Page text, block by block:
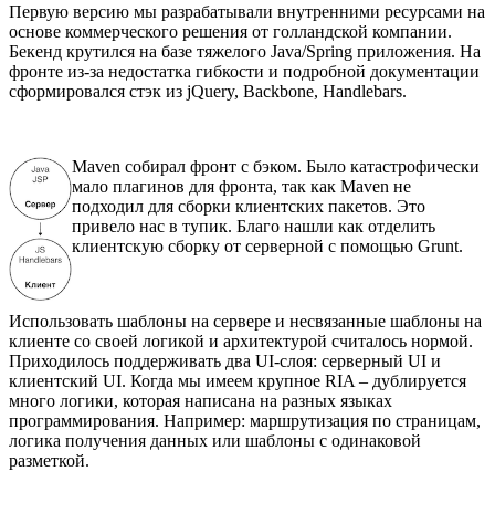
Первую версию мы разрабатывали внутренними ресурсами на
основе коммерческого решения от голландской компании.
Бекенд крутился на базе тяжелого Java/Spring приложения. На
фронте из-за недостатка гибкости и подробной документации
сформировался стэк из jQuery, Backbone, Handlebars.
Maven собирал фронт с бэком. Было катастрофически
мало плагинов для фронта, так как Maven не
подходил для сборки клиентских пакетов. Это
привело нас в тупик. Благо нашли как отделить
клиентскую сборку от серверной с помощью Grunt.
Использовать шаблоны на сервере и несвязанные шаблоны на
клиенте со своей логикой и архитектурой считалось нормой.
Приходилось поддерживать два UI-слоя: серверный UI и
клиентский UI. Когда мы имеем крупное RIA – дублируется
много логики, которая написана на разных языках
программирования. Например: маршрутизация по страницам,
логика получения данных или шаблоны с одинаковой
разметкой.